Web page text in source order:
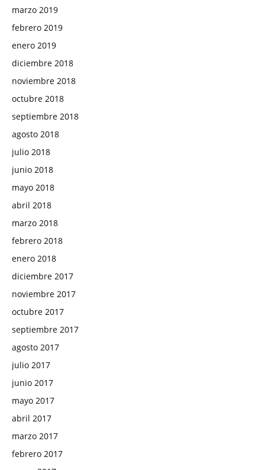
marzo 2019
febrero 2019
enero 2019
diciembre 2018
noviembre 2018
octubre 2018
septiembre 2018
agosto 2018
julio 2018
junio 2018
mayo 2018
abril 2018
marzo 2018
febrero 2018
enero 2018
diciembre 2017
noviembre 2017
octubre 2017
septiembre 2017
agosto 2017
julio 2017
junio 2017
mayo 2017
abril 2017
marzo 2017
febrero 2017